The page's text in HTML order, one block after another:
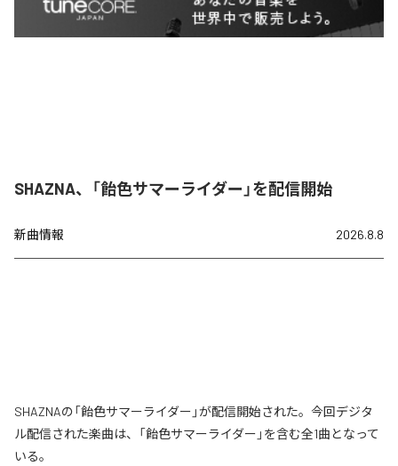
SHAZNA、「飴色サマーライダー」を配信開始
新曲情報 2026.8.8
SHAZNAの「飴色サマーライダー」が配信開始された。今回デジタ
ル配信された楽曲は、「飴色サマーライダー」を含む全1曲となって
いる。